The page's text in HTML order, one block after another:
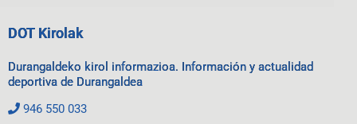
DOT Kirolak
Durangaldeko kirol informazioa. Información y actualidad
deportiva de Durangaldea
946 550 033